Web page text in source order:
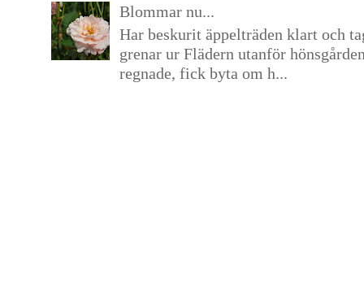
Blommar nu...
Har beskurit äppelträden klart och
grenar ur Flädern utanför
regnade, fick byta om h...